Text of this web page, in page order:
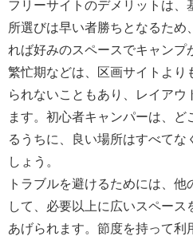
フリーサイトのデメリットは、
所選びは早い者勝ちとなるため
れば好みのスペースでキャンプ
繁忙期などは、区画サイトより
られないこともあり、レイアウ
ます。初心者キャンパーは、ど
るうちに、良い場所はすべて
しょう。
トラブルを避けるためには、
して、必要以上に広いスペー
あげられます。節度を持って利